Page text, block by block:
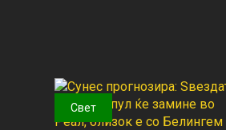
Свет